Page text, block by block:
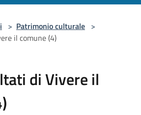
> Patrimonio culturale >
il comune (4)
di Vivere il